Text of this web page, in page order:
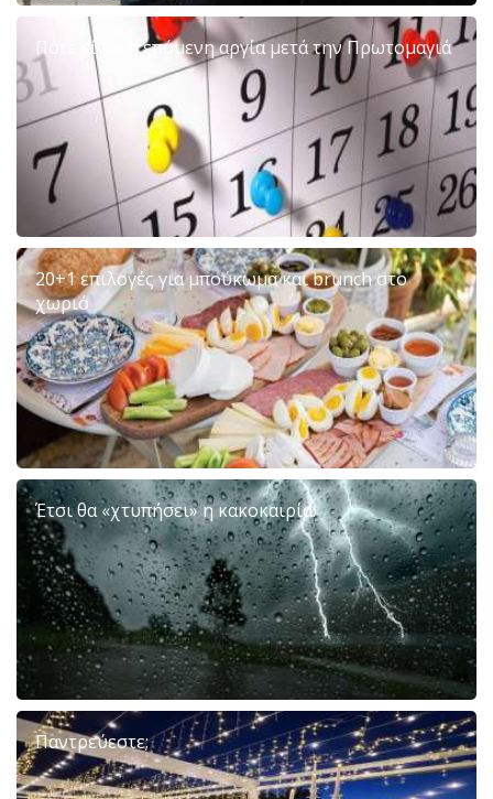
Πότε είναι η επόμενη αργία μετά την Πρωτομαγιά
20+1 επιλογές για μπούκωμα και brunch στο
χωριό
Έτσι θα «χτυπήσει» η κακοκαιρία:
Παντρεύεστε;